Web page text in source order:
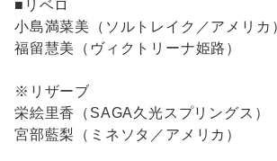
■リベロ
小島満菜美（ソルトレイク／アメリカ
福留慧美（ヴィクトリーナ姫路）
※リザーブ
栄絵里香（SAGA久光スプリングス）
宮部藍梨（ミネソタ／アメリカ）